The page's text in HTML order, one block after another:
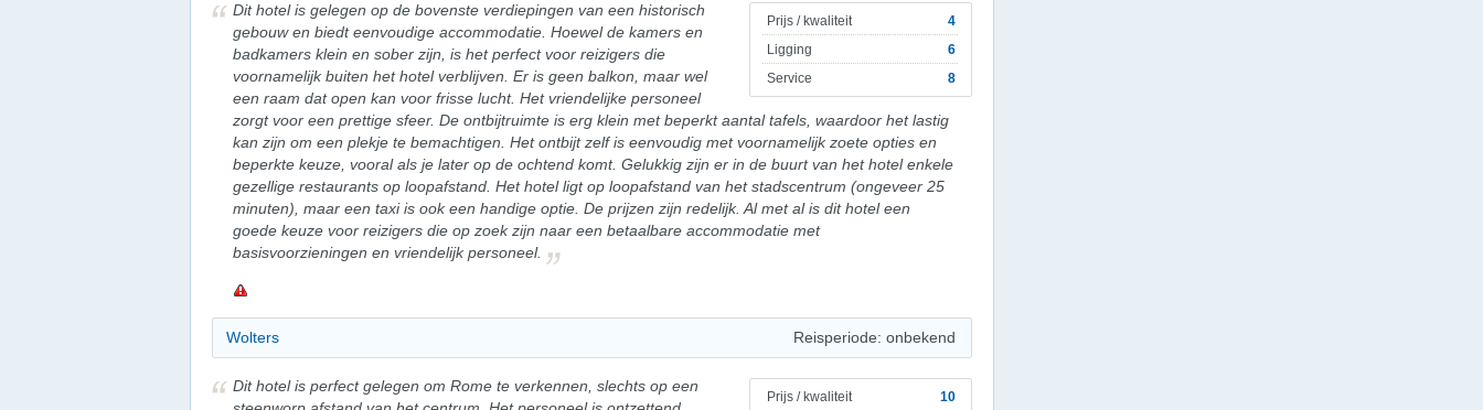
Prijs / kwaliteit
4
Ligging
6
Service
8
Dit hotel is gelegen op de bovenste verdiepingen van een historisch
gebouw en biedt eenvoudige accommodatie. Hoewel de kamers en
badkamers klein en sober zijn, is het perfect voor reizigers die
voornamelijk buiten het hotel verblijven. Er is geen balkon, maar wel
een raam dat open kan voor frisse lucht. Het vriendelijke personeel
zorgt voor een prettige sfeer. De ontbijtruimte is erg klein met beperkt aantal tafels, waardoor het lastig
kan zijn om een plekje te bemachtigen. Het ontbijt zelf is eenvoudig met voornamelijk zoete opties en
beperkte keuze, vooral als je later op de ochtend komt. Gelukkig zijn er in de buurt van het hotel enkele
gezellige restaurants op loopafstand. Het hotel ligt op loopafstand van het stadscentrum (ongeveer 25
minuten), maar een taxi is ook een handige optie. De prijzen zijn redelijk. Al met al is dit hotel een
goede keuze voor reizigers die op zoek zijn naar een betaalbare accommodatie met
basisvoorzieningen en vriendelijk personeel.
Wolters Reisperiode: onbekend
Prijs / kwaliteit
10
Dit hotel is perfect gelegen om Rome te verkennen, slechts op een